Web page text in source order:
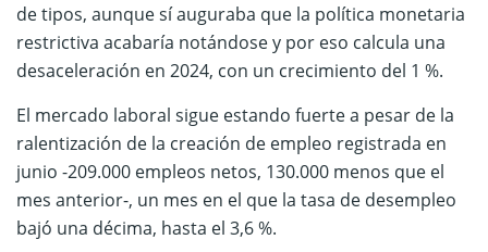
de tipos, aunque sí auguraba que la política monetaria
restrictiva acabaría notándose y por eso calcula una
desaceleración en 2024, con un crecimiento del 1 %.
El mercado laboral sigue estando fuerte a pesar de la
ralentización de la creación de empleo registrada en
junio -209.000 empleos netos, 130.000 menos que el
mes anterior-, un mes en el que la tasa de desempleo
bajó una décima, hasta el 3,6 %.